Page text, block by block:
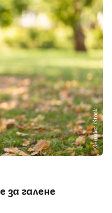
Снимка: iStock
за галене